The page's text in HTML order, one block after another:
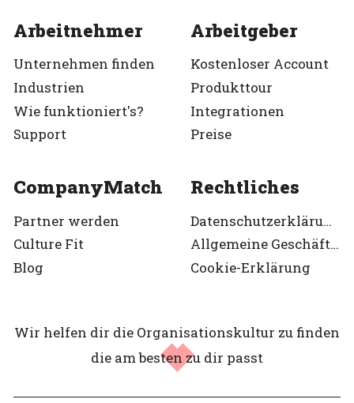
Arbeitnehmer
Unternehmen finden
Industrien
Wie funktioniert's?
Support
Arbeitgeber
Kostenloser Account
Produkttour
Integrationen
Preise
CompanyMatch
Partner werden
Culture Fit
Blog
Rechtliches
Datenschutzerklärung
Allgemeine Geschäftsbedingungen
Cookie-Erklärung
Wir helfen dir die Organisationskultur zu finden
die am besten zu dir passt